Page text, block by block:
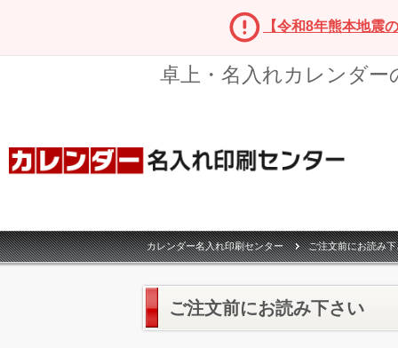
【令和8年熊本地震
卓上・名入れカレンダ
カレンダー名入れ印刷センター ご注文前にお読み
ご注文前にお読み下さい